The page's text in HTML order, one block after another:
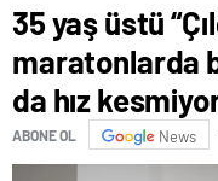
35 yaş üstü
maratonlarda
da hız
ABONE OL News